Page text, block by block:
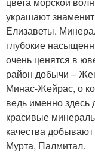
украшают
Елизаветы.
глубокие
очень ценятся в
район добычи –
Минас-Жейрас, о
ведь именно
красивые
качества
Мурта, Палмитал.